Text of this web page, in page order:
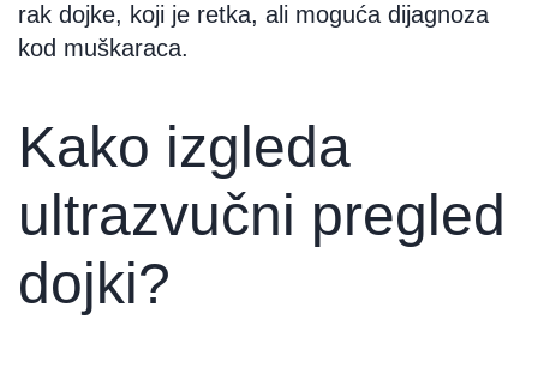
rak dojke, koji je retka, ali moguća dijagnoza
kod muškaraca.
Kako izgleda
ultrazvučni pregled
dojki?